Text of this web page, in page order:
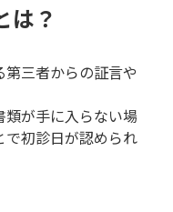
は？
三者からの証言や
が手に入らない場
初診日が認められ